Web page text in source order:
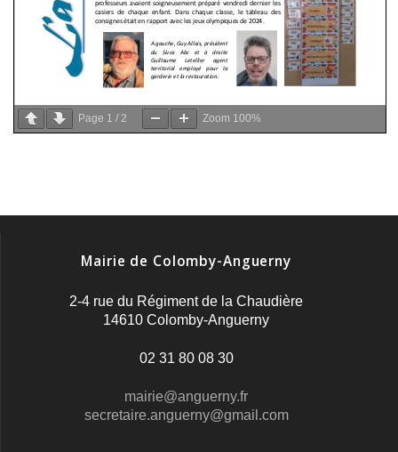
Page 1 / 2 Zoom 100%
Mairie de Colomby-Anguerny
2-4 rue du Régiment de la Chaudière
14610 Colomby-Anguerny
02 31 80 08 30
mairie@anguerny.fr
secretaire.anguerny@gmail.com